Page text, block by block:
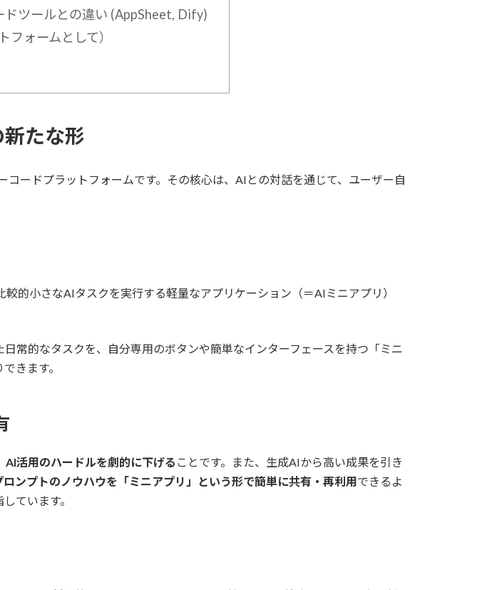
ツールとの違い (AppSheet, Dify)
ォームとして）
たな形
ードプラットフォームです。その核心は、AIとの対話を通じて、ユーザー自
的小さなAIタスクを実行する軽量なアプリケーション（＝AIミニアプリ）
常的なタスクを、自分専用のボタンや簡単なインターフェースを持つ「ミニ
きます。
AI活用のハードルを劇的に下げる ことです。また、生成AIから高い成果を引き
ロンプトのノウハウを「ミニアプリ」という形で簡単に共有・再利用できるよ
ています。